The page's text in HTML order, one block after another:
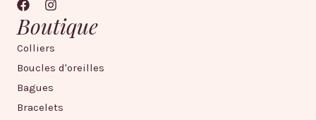
Boutique
Colliers
Boucles d'oreilles
Bagues
Bracelets